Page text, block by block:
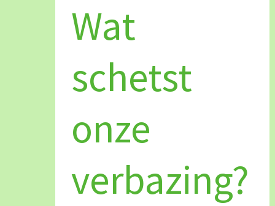
Wat
schetst
onze
verbazing?
onze
verbazing?